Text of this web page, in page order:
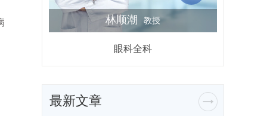
林顺潮 教授
眼科全科
最新文章